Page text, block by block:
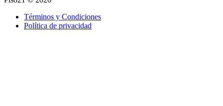
Términos y Condiciones
Política de privacidad